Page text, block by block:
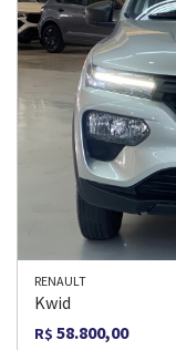
RENAULT
Kwid
R$ 58.800,00